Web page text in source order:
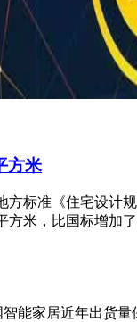
方米
标准《住宅设
方米，比国标增加了
能家居近年出货